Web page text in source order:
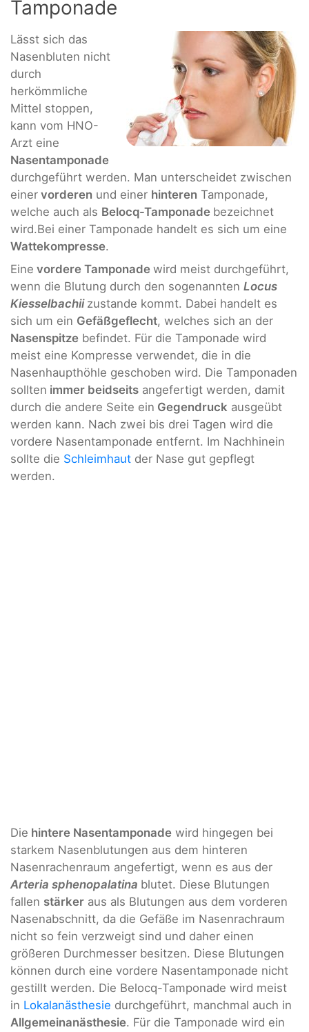
Tamponade
Lässt sich das
Nasenbluten nicht
durch
herkömmliche
Mittel stoppen,
kann vom HNO-
Arzt eine
Nasentamponade
durchgeführt werden. Man unterscheidet zwischen
einer vorderen und einer hinteren Tamponade,
welche auch als Belocq-Tamponade bezeichnet
wird.Bei einer Tamponade handelt es sich um eine
Wattekompresse.
Eine vordere Tamponade wird meist durchgeführt,
wenn die Blutung durch den sogenannten Locus
Kiesselbachii zustande kommt. Dabei handelt es
sich um ein Gefäßgeflecht, welches sich an der
Nasenspitze befindet. Für die Tamponade wird
meist eine Kompresse verwendet, die in die
Nasenhaupthöhle geschoben wird. Die Tamponaden
sollten immer beidseits angefertigt werden, damit
durch die andere Seite ein Gegendruck ausgeübt
werden kann. Nach zwei bis drei Tagen wird die
vordere Nasentamponade entfernt. Im Nachhinein
sollte die Schleimhaut der Nase gut gepflegt
werden.
Die hintere Nasentamponade wird hingegen bei
starkem Nasenblutungen aus dem hinteren
Nasenrachenraum angefertigt, wenn es aus der
Arteria sphenopalatina blutet. Diese Blutungen
fallen stärker aus als Blutungen aus dem vorderen
Nasenabschnitt, da die Gefäße im Nasenrachraum
nicht so fein verzweigt sind und daher einen
größeren Durchmesser besitzen. Diese Blutungen
können durch eine vordere Nasentamponade nicht
gestillt werden. Die Belocq-Tamponade wird meist
in Lokalanästhesie durchgeführt, manchmal auch in
Allgemeinanästhesie. Für die Tamponade wird ein